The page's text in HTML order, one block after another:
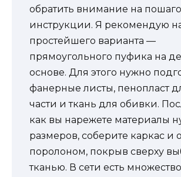
обратить внимание на
инструкции. Я рекомендую
простейшего варианта —
прямоугольного пуфика на
основе. Для этого нужно
фанерные листы, пенопласт
части и ткань для обивки.
как вы нарежете материалы
размеров, соберите каркас и
поролоном, покрыв сверху
тканью. В сети есть множество